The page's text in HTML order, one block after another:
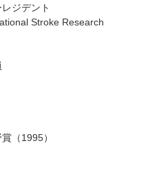
ジデント
Stroke Research
（1995）